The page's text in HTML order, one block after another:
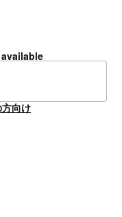
向け